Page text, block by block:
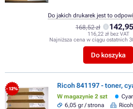
168,52 zł
116,22 zł bez VAT
Najniższa cena w ciągu ostatnich
Do koszyka
Do jakich drukarek jest to
- 12% Ricoh 841197 - toner,
W magazynie 2 szt
6,05 gr / strona
Ricoh